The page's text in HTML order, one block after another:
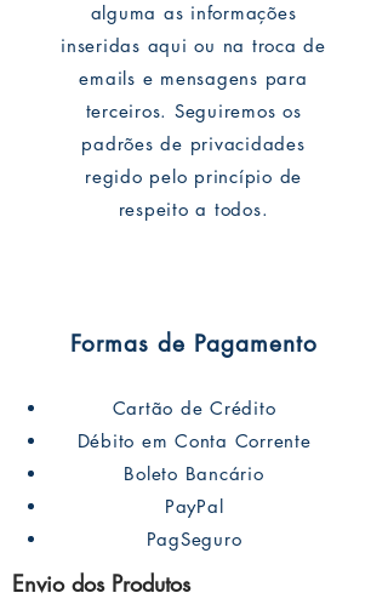
alguma as informações
inseridas aqui ou na troca de
emails e mensagens para
terceiros. Seguiremos os
padrões de privacidades
regido pelo princípio de
respeito a todos.
Formas de Pagamento
Cartão de Crédito
Débito em Conta Corrente
Boleto Bancário
PayPal
PagSeguro
Envio dos Produtos